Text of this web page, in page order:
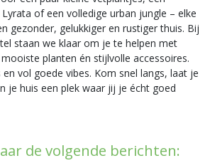
of een volledige urban jungle – elke
gezonder, gelukkiger en rustiger thuis. Bij
staan we klaar om je te helpen met
planten én stijlvolle accessoires.
vol goede vibes. Kom snel langs, laat je
je huis een plek waar jij je écht goed
de volgende berichten: